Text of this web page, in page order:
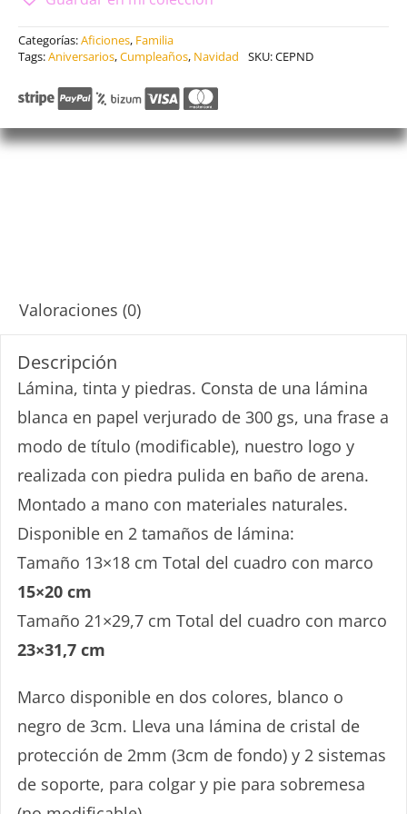
Categorías:Aficiones, Familia
Tags:Aniversarios,Cumpleaños, Navidad SKU:CEPND
Valoraciones (0)
Descripción
Lámina, tinta y piedras. Consta de una lámina
blanca en papel verjurado de 300 gs, una frase a
modo de título (modificable), nuestro logo y
realizada con piedra pulida en baño de arena.
Montado a mano con materiales naturales.
Disponible en 2 tamaños de lámina:
Tamaño 13×18 cm Total del cuadro con marco
15×20 cm
Tamaño 21×29,7 cm Total del cuadro con marco
23×31,7 cm
Marco disponible en dos colores, blanco o
negro de 3cm. Lleva una lámina de cristal de
protección de 2mm (3cm de fondo) y 2 sistemas
de soporte, para colgar y pie para sobremesa
¡IDEA!
¡REGALA TARJETAS CON PIEDRA!